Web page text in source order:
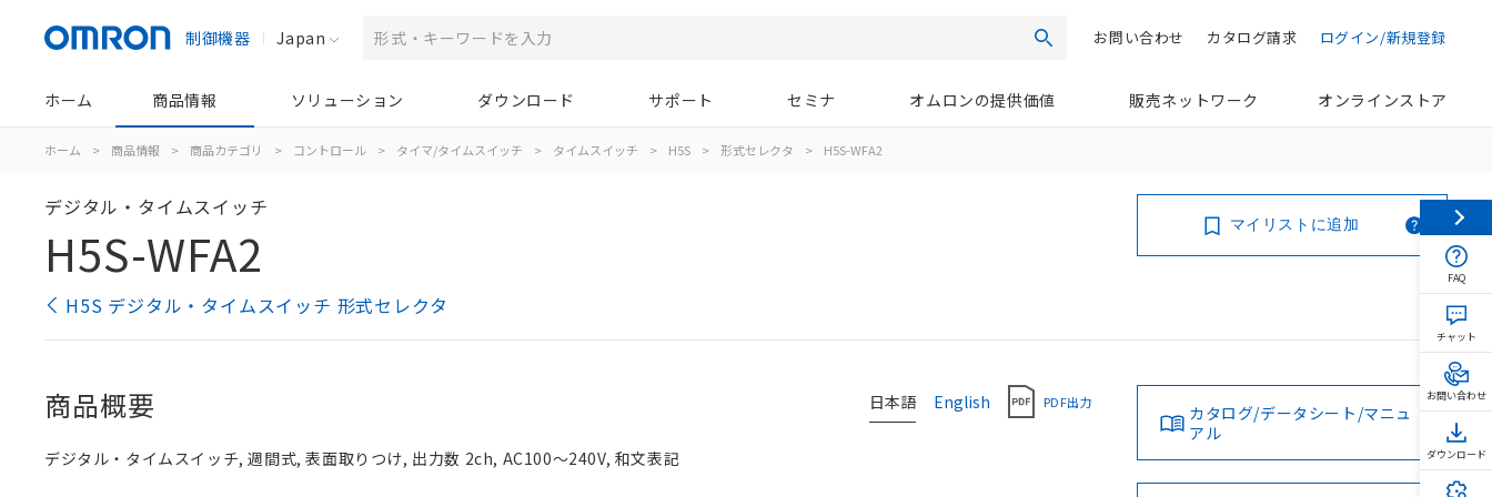
制御機器 Japan 検索 ログイン/新規登録
カタログ請求
お問い合わせ
ホーム 商品情報 ソリューション ダウンロード サポート セミナ オムロンの提供価値 販売ネットワーク オンラインストア
ホーム > 商品情報 > 商品カテゴリ > コントロール > タイマ/タイムスイッチ > タイムスイッチ > H5S > 形式セレクタ > H5S-WFA2
デジタル・タイムスイッチ
H5S-WFA2
H5S デジタル・タイムスイッチ 形式セレクタ
マイリストに追加
日本語 English PDF出力
商品概要
デジタル・タイムスイッチ, 週間式, 表面取りつけ, 出力数 2ch, AC100～240V, 和文表記
カタログ/データシート/マニュ
アル
FAQ
チャット
お問い合わせ
ダウンロード